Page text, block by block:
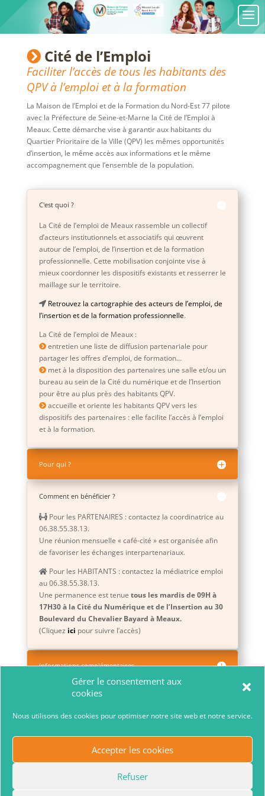
Gérer le consentement aux
cookies
Nous utilisons des cookies pour optimiser notre site web et notre service.
Accepter les cookies
Refuser
Cité de l’Emploi
Faciliter l’accès de tous les habitants des
QPV à l’emploi et à la formation
La Maison de l’Emploi et de la Formation du Nord-Est 77 pilote
avec la Préfecture de Seine-et-Marne la Cité de l’Emploi à
Meaux. Cette démarche vise à garantir aux habitants du
Quartier Prioritaire de la Ville (QPV) les mêmes opportunités
d’insertion, le même accès aux informations et le même
accompagnement que l’ensemble de la population.
C'est quoi ?
La Cité de l’emploi de Meaux rassemble un collectif
d’acteurs institutionnels et associatifs qui œuvrent
autour de l’emploi, de l’insertion et de la formation
professionnelle. Cette mobilisation conjointe vise à
mieux coordonner les dispositifs existants et resserrer le
maillage sur le territoire.
Retrouvez la cartographie des acteurs de l’emploi, de
l’insertion et de la formation professionnelle.
La Cité de l’emploi de Meaux :
entretien une liste de diffusion partenariale pour
partager les offres d’emploi, de formation…
met à la disposition des partenaires une salle et/ou un
bureau au sein de la Cité du numérique et de l’Insertion
pour être au plus près des habitants QPV.
accueille et oriente les habitants QPV vers les
dispositifs des partenaires : elle facilite l’accès à l’emploi
et à la formation.
Pour qui ?
Comment en bénéficier ?
Pour les PARTENAIRES : contactez la coordinatrice au
06.38.55.38.13.
Une réunion mensuelle « café-cité » est organisée afin
de favoriser les échanges interpartenariaux.
Pour les HABITANTS : contactez la médiatrice emploi
au 06.38.55.38.13.
Une permanence est tenue tous les mardis de 09H à
17H30 à la Cité du Numérique et de l’Insertion au 30
Boulevard du Chevalier Bayard à Meaux.
(Cliquez ici pour suivre l’accès)
Informations complémentaires
Maison de l’Emploi et de la Formation Mission Locale Nord-